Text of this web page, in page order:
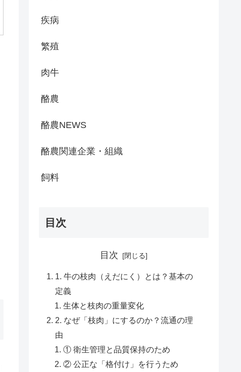
疾病
繁殖
肉牛
酪農
酪農NEWS
酪農関連企業・組織
飼料
目次
目次
1. 牛の枝肉（えだにく）とは？基本の
定義
生体と枝肉の重量変化
2. なぜ「枝肉」にするのか？流通の理
由
① 衛生管理と品質保持のため
② 公正な「格付け」を行うため